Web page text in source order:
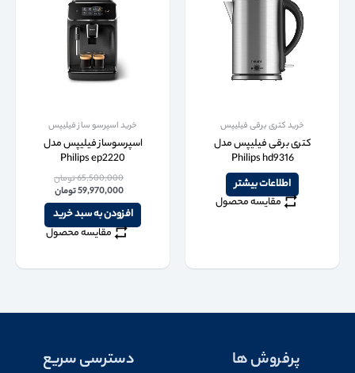
خرید کتری برقی فیلیپس
کتری برقی فیلیپس مدل
Philips hd9316
اطلاعات بیشتر
مقایسه محصول
خرید اسپرسو ساز فیلیپس
اسپرسوساز فیلیپس مدل
Philips ep2220
65,500,000تومان
59,970,000تومان
افزودن به سبد خرید
مقایسه محصول
پرفروش ها دسترسی سریع